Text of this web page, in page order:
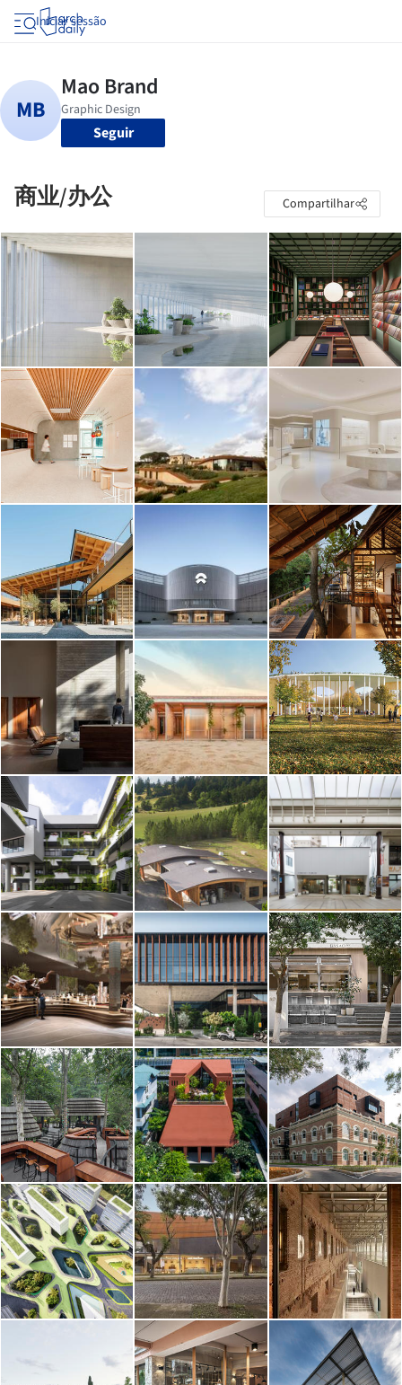
Iniciar sessão
Seguir
商业/办公 Compartilhar